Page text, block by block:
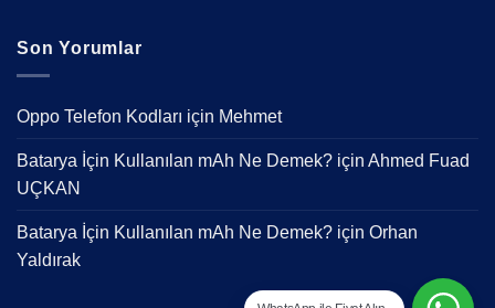
Modelleri
Hangileri?
Programları
Son Yorumlar
Oppo Telefon Kodları için Mehmet
Batarya İçin Kullanılan mAh Ne Demek? için Ahmed Fuad
UÇKAN
Batarya İçin Kullanılan mAh Ne Demek? için Orhan
Yaldırak